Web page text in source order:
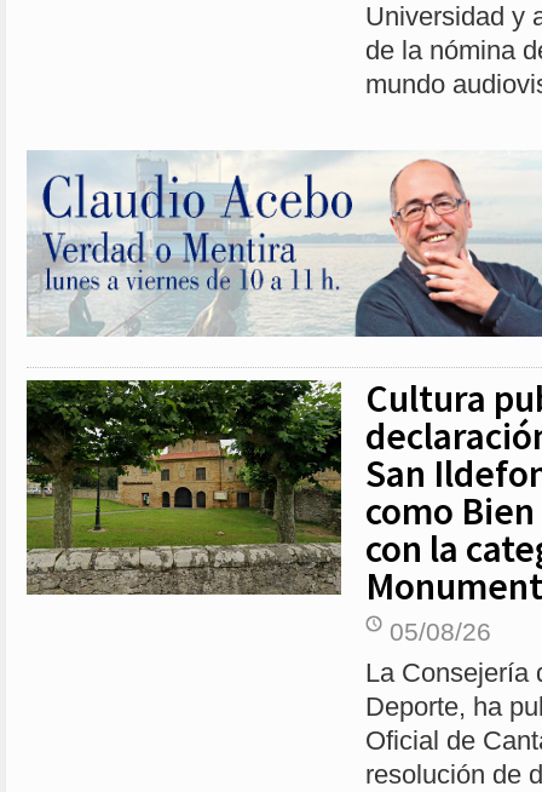
Universidad y
de la nómina
mundo
Cultura
San
como
con la
05/08/26
La Consejería
Deporte, ha
Oficial de
resolución de